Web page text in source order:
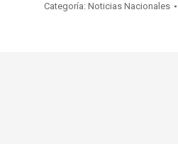
Categoría: Noticias Nacionales